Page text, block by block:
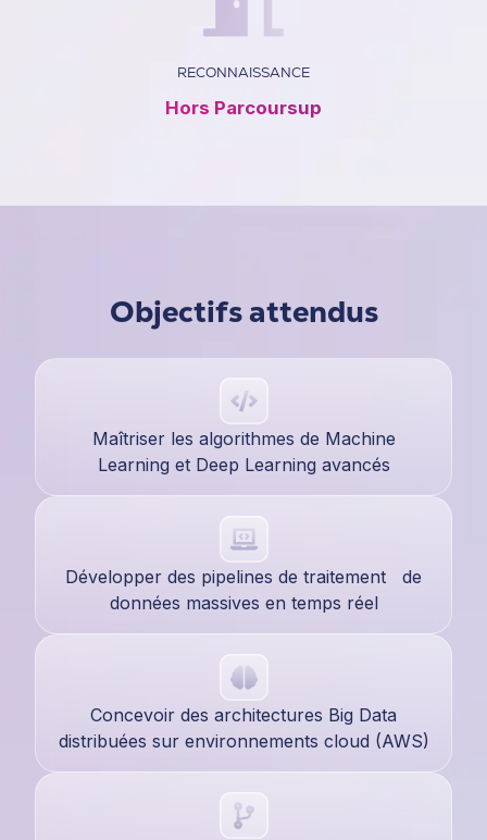
RECONNAISSANCE
Hors Parcoursup
Objectifs attendus
Maîtriser les algorithmes de Machine
Learning et Deep Learning avancés
Développer des pipelines de traitement de
données massives en temps réel
Concevoir des architectures Big Data
distribuées sur environnements cloud (AWS)